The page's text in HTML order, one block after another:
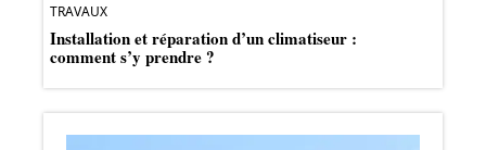
TRAVAUX
Installation et réparation d’un climatiseur :
comment s’y prendre ?